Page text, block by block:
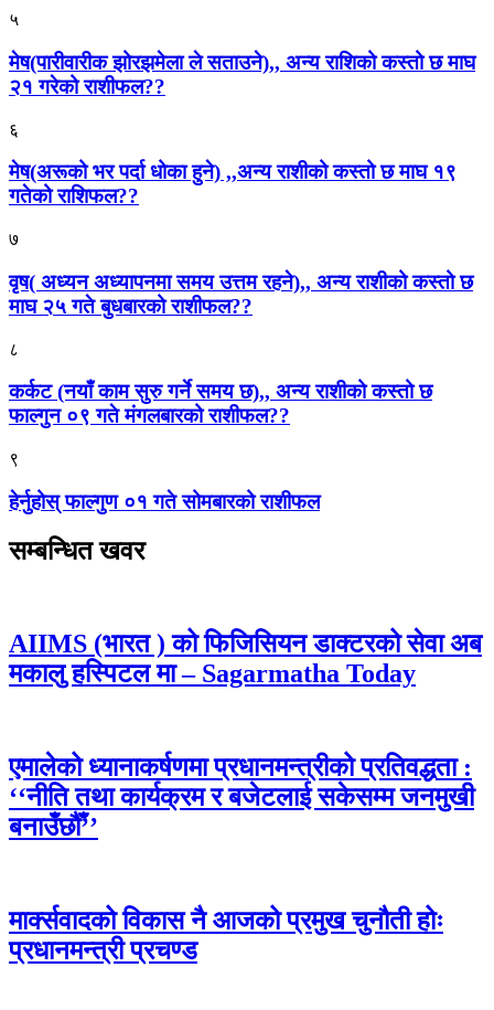
५
मेष(पारीवारीक झोरझमेला ले सताउने),, अन्य राशिको कस्तो छ माघ
२१ गरेको राशीफल??
६
मेष(अरूको भर पर्दा धोका हुने) ,,अन्य राशीको कस्तो छ माघ १९
गतेको राशिफल??
७
वृष( अध्यन अध्यापनमा समय उत्तम रहने),, अन्य राशीको कस्तो छ
माघ २५ गते बुधबारको राशीफल??
८
कर्कट (नयाँ काम सुरु गर्ने समय छ),, अन्य राशीको कस्तो छ
फाल्गुन ०९ गते मंगलबारको राशीफल??
९
हेर्नुहोस् फाल्गुण ०१ गते सोमबारको राशीफल
सम्बन्धित खवर
AIIMS (भारत ) को फिजिसियन डाक्टरको सेवा अब
मकालु हस्पिटल मा – Sagarmatha Today
एमालेको ध्यानाकर्षणमा प्रधानमन्त्रीको प्रतिवद्धता :
‘‘नीति तथा कार्यक्रम र बजेटलाई सकेसम्म जनमुखी
बनाउँछौँ’’
मार्क्सवादको विकास नै आजको प्रमुख चुनौती होः
प्रधानमन्त्री प्रचण्ड